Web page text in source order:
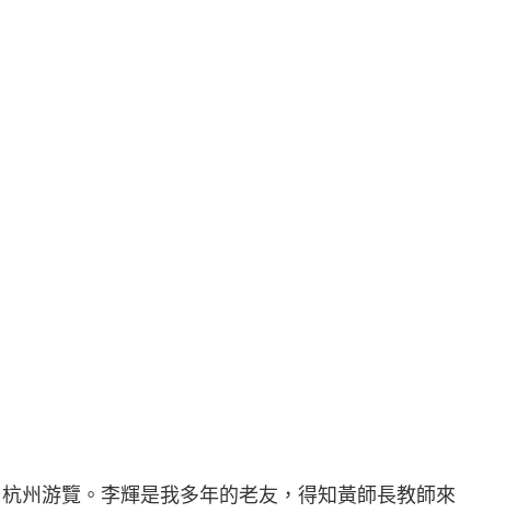
州游覽。李輝是我多年的老友，得知黃師長教師來